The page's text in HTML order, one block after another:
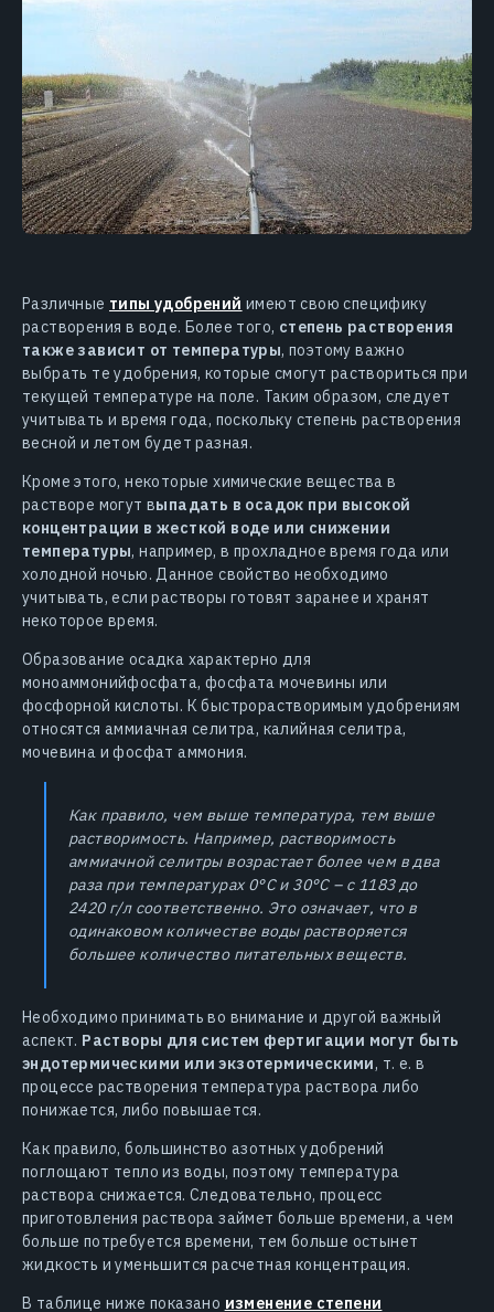
Различные типы удобрений имеют свою специфику
растворения в воде. Более того, степень растворения
также зависит от температуры, поэтому важно
выбрать те удобрения, которые смогут раствориться при
текущей температуре на поле. Таким образом, следует
учитывать и время года, поскольку степень растворения
весной и летом будет разная.
Кроме этого, некоторые химические вещества в
растворе могут выпадать в осадок при высокой
концентрации в жесткой воде или снижении
температуры, например, в прохладное время года или
холодной ночью. Данное свойство необходимо
учитывать, если растворы готовят заранее и хранят
некоторое время.
Образование осадка характерно для
моноаммонийфосфата, фосфата мочевины или
фосфорной кислоты. К быстрорастворимым удобрениям
относятся аммиачная селитра, калийная селитра,
мочевина и фосфат аммония.
Как правило, чем выше температура, тем выше
растворимость. Например, растворимость
аммиачной селитры возрастает более чем в два
раза при температурах 0°С и 30°С – с 1183 до
2420 г/л соответственно. Это означает, что в
одинаковом количестве воды растворяется
большее количество питательных веществ.
Необходимо принимать во внимание и другой важный
аспект. Растворы для систем фертигации могут быть
эндотермическими или экзотермическими, т. е. в
процессе растворения температура раствора либо
понижается, либо повышается.
Как правило, большинство азотных удобрений
поглощают тепло из воды, поэтому температура
раствора снижается. Следовательно, процесс
приготовления раствора займет больше времени, а чем
больше потребуется времени, тем больше остынет
жидкость и уменьшится расчетная концентрация.
В таблице ниже показано изменение степени